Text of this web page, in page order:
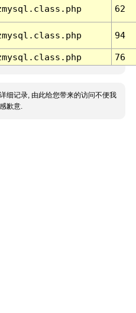
62
94
76
细记录, 由此给您带来的访问不便我
歉意.